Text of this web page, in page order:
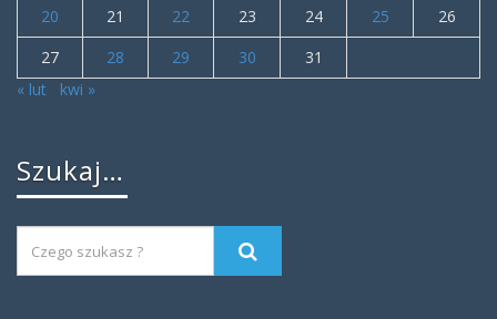
20
21 22 23 24 25
26
27
28 29 30
31
« lut
kwi »
Szukaj…